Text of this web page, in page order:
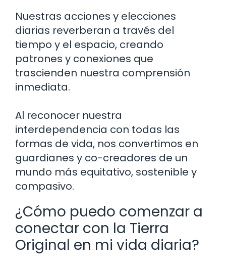
Nuestras acciones y elecciones
diarias reverberan a través del
tiempo y el espacio, creando
patrones y conexiones que
trascienden nuestra comprensión
inmediata.
Al reconocer nuestra
interdependencia con todas las
formas de vida, nos convertimos en
guardianes y co-creadores de un
mundo más equitativo, sostenible y
compasivo.
¿Cómo puedo comenzar a
conectar con la Tierra
Original en mi vida diaria?